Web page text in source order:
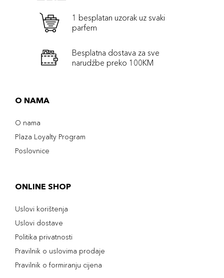
1 besplatan uzorak uz svaki
parfem
Besplatna dostava za sve
narudźbe preko 100KM
O NAMA
O nama
Plaza Loyalty Program
Poslovnice
ONLINE SHOP
Uslovi korištenja
Uslovi dostave
Politika privatnosti
Pravilnik o uslovima prodaje
Pravilnik o formiranju cijena